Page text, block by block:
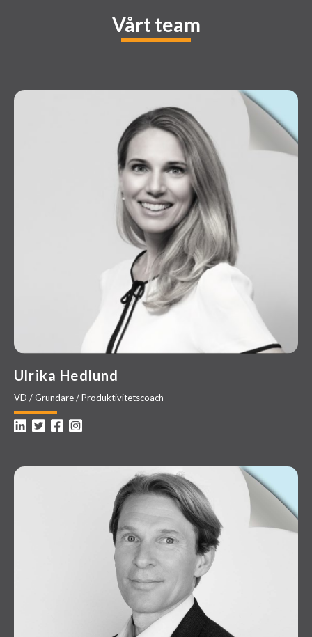
Vårt team
Ulrika Hedlund
VD / Grundare / Produktivitetscoach